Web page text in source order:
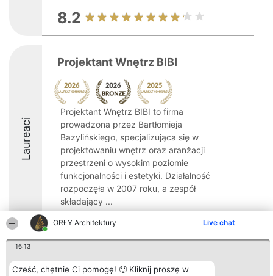
ORŁY Architektury Live chat
16:13
Cześć, chętnie Ci pomogę! 🙂 Kliknij proszę w
8.2
Laureaci
Projektant Wnętrz BIBI
Projektant Wnętrz BIBI to firma
prowadzona przez Bartłomieja
Bazylińskiego, specjalizująca się w
projektowaniu wnętrz oraz aranżacji
przestrzeni o wysokim poziomie
funkcjonalności i estetyki. Działalność
rozpoczęła w 2007 roku, a zespół
składający ...
8.5
Organizator plebiscytu Plebiscyt Kontakt